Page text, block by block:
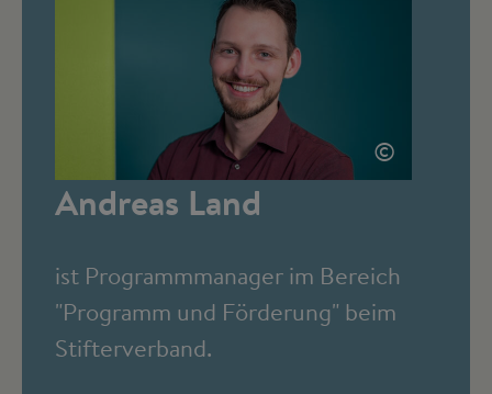
©
Andreas Land
ist Programmmanager im Bereich
"Programm und Förderung" beim
Stifterverband.